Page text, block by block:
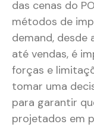
das cenas do
métodos de
demand, desde
até vendas, é
forças e
tomar uma
para garantir
projetados em